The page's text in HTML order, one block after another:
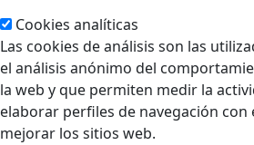
Cookies analíticas
Las cookies de análisis son las
el análisis anónimo del
la web y que permiten medir la
elaborar perfiles de navegación
mejorar los sitios web.